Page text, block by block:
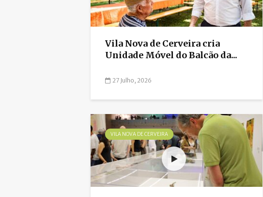
Vila Nova de Cerveira cria
Unidade Móvel do Balcão da...
27 Julho, 2026
VILA NOVA DE CERVEIRA